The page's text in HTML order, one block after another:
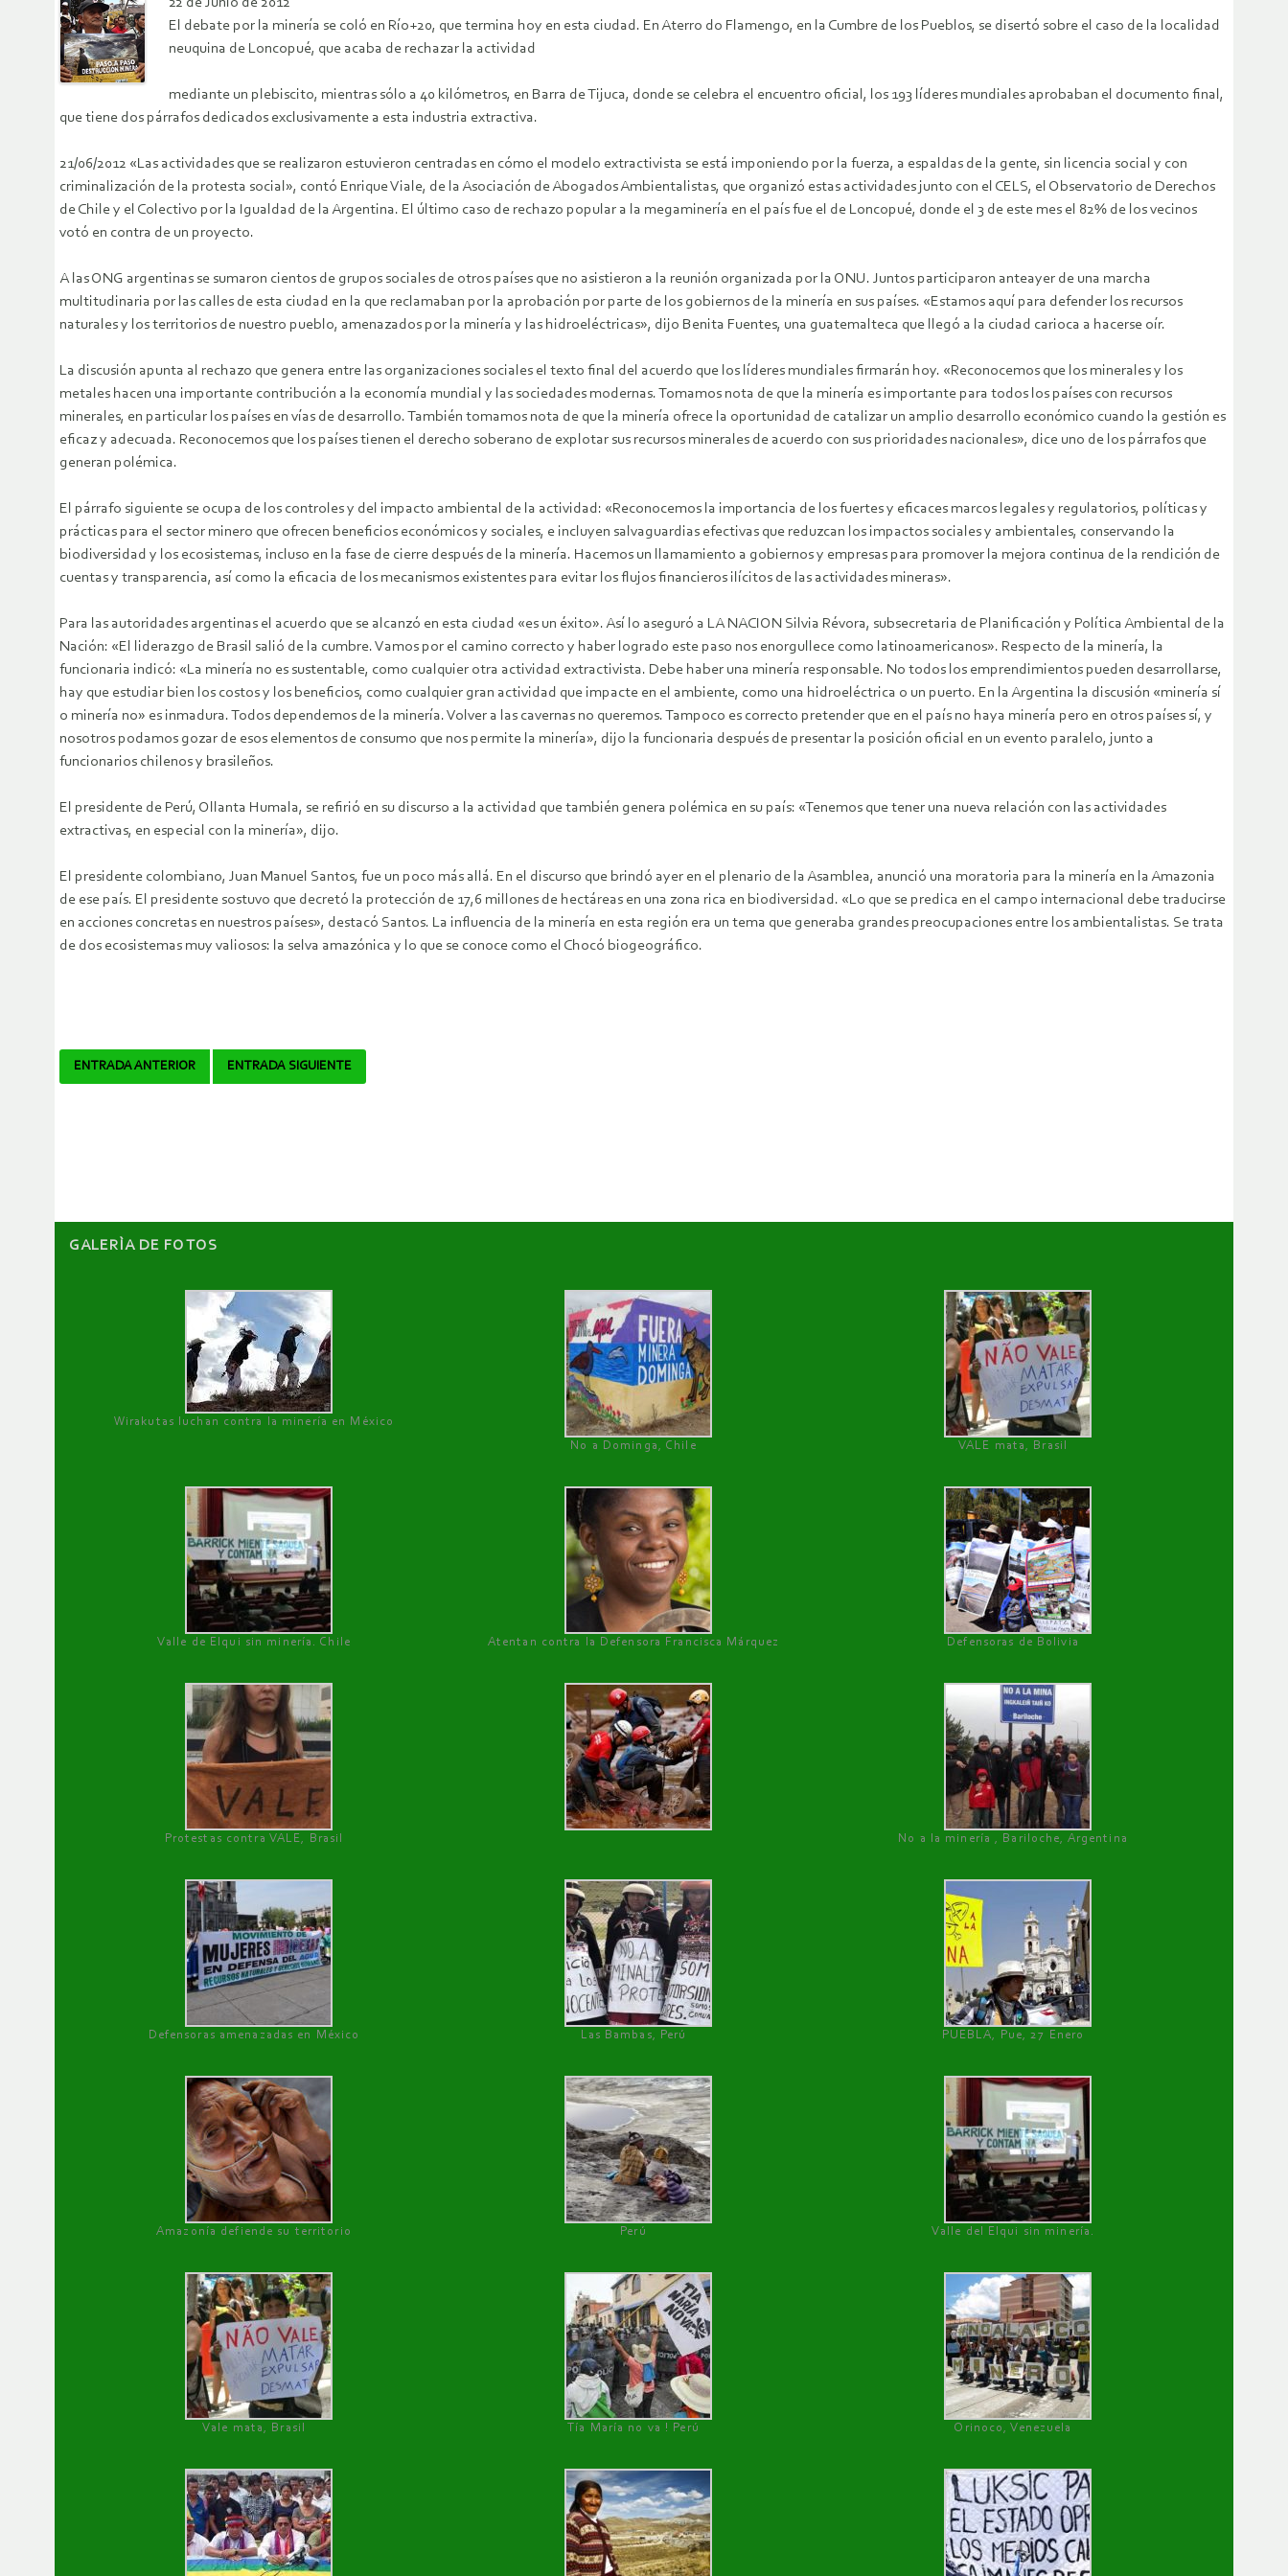
El debate por la minería se coló en Río+20, que termina hoy en esta ciudad. En Aterro do Flamengo, en la Cumbre de los Pueblos, se disertó sobre el caso de la localidad
neuquina de Loncopué, que acaba de rechazar la actividad
mediante un plebiscito, mientras sólo a 40 kilómetros, en Barra de Tijuca, donde se celebra el encuentro oficial, los 193 líderes mundiales aprobaban el documento final,
que tiene dos párrafos dedicados exclusivamente a esta industria extractiva.
21/06/2012 «Las actividades que se realizaron estuvieron centradas en cómo el modelo extractivista se está imponiendo por la fuerza, a espaldas de la gente, sin licencia social y con
criminalización de la protesta social», contó Enrique Viale, de la Asociación de Abogados Ambientalistas, que organizó estas actividades junto con el CELS, el Observatorio de Derechos
de Chile y el Colectivo por la Igualdad de la Argentina. El último caso de rechazo popular a la megaminería en el país fue el de Loncopué, donde el 3 de este mes el 82% de los vecinos
votó en contra de un proyecto.
A las ONG argentinas se sumaron cientos de grupos sociales de otros países que no asistieron a la reunión organizada por la ONU. Juntos participaron anteayer de una marcha
multitudinaria por las calles de esta ciudad en la que reclamaban por la aprobación por parte de los gobiernos de la minería en sus países. «Estamos aquí para defender los recursos
naturales y los territorios de nuestro pueblo, amenazados por la minería y las hidroeléctricas», dijo Benita Fuentes, una guatemalteca que llegó a la ciudad carioca a hacerse oír.
La discusión apunta al rechazo que genera entre las organizaciones sociales el texto final del acuerdo que los líderes mundiales firmarán hoy. «Reconocemos que los minerales y los
metales hacen una importante contribución a la economía mundial y las sociedades modernas. Tomamos nota de que la minería es importante para todos los países con recursos
minerales, en particular los países en vías de desarrollo. También tomamos nota de que la minería ofrece la oportunidad de catalizar un amplio desarrollo económico cuando la gestión es
eficaz y adecuada. Reconocemos que los países tienen el derecho soberano de explotar sus recursos minerales de acuerdo con sus prioridades nacionales», dice uno de los párrafos que
generan polémica.
El párrafo siguiente se ocupa de los controles y del impacto ambiental de la actividad: «Reconocemos la importancia de los fuertes y eficaces marcos legales y regulatorios, políticas y
prácticas para el sector minero que ofrecen beneficios económicos y sociales, e incluyen salvaguardias efectivas que reduzcan los impactos sociales y ambientales, conservando la
biodiversidad y los ecosistemas, incluso en la fase de cierre después de la minería. Hacemos un llamamiento a gobiernos y empresas para promover la mejora continua de la rendición de
cuentas y transparencia, así como la eficacia de los mecanismos existentes para evitar los flujos financieros ilícitos de las actividades mineras».
Para las autoridades argentinas el acuerdo que se alcanzó en esta ciudad «es un éxito». Así lo aseguró a LA NACION Silvia Révora, subsecretaria de Planificación y Política Ambiental de la
Nación: «El liderazgo de Brasil salió de la cumbre. Vamos por el camino correcto y haber logrado este paso nos enorgullece como latinoamericanos». Respecto de la minería, la
funcionaria indicó: «La minería no es sustentable, como cualquier otra actividad extractivista. Debe haber una minería responsable. No todos los emprendimientos pueden desarrollarse,
hay que estudiar bien los costos y los beneficios, como cualquier gran actividad que impacte en el ambiente, como una hidroeléctrica o un puerto. En la Argentina la discusión «minería sí
o minería no» es inmadura. Todos dependemos de la minería. Volver a las cavernas no queremos. Tampoco es correcto pretender que en el país no haya minería pero en otros países sí, y
nosotros podamos gozar de esos elementos de consumo que nos permite la minería», dijo la funcionaria después de presentar la posición oficial en un evento paralelo, junto a
funcionarios chilenos y brasileños.
El presidente de Perú, Ollanta Humala, se refirió en su discurso a la actividad que también genera polémica en su país: «Tenemos que tener una nueva relación con las actividades
extractivas, en especial con la minería», dijo.
El presidente colombiano, Juan Manuel Santos, fue un poco más allá. En el discurso que brindó ayer en el plenario de la Asamblea, anunció una moratoria para la minería en la Amazonia
de ese país. El presidente sostuvo que decretó la protección de 17,6 millones de hectáreas en una zona rica en biodiversidad. «Lo que se predica en el campo internacional debe traducirse
en acciones concretas en nuestros países», destacó Santos. La influencia de la minería en esta región era un tema que generaba grandes preocupaciones entre los ambientalistas. Se trata
de dos ecosistemas muy valiosos: la selva amazónica y lo que se conoce como el Chocó biogeográfico.
Navegador
ENTRADA ANTERIOR ENTRADA SIGUIENTE
GALERÌA DE FOTOS
Wirakutas luchan contra la minería en México
No a Dominga, Chile
VALE mata, Brasil
Valle de Elqui sin minería. Chile Atentan contra la Defensora Francisca Márquez Defensoras de Bolivia
Protestas contra VALE, Brasil No a la minería , Bariloche, Argentina
Defensoras amenazadas en México Las Bambas, Perú PUEBLA, Pue, 27 Enero
Amazonía defiende su territorio Perú Valle del Elqui sin minería.
Vale mata, Brasil Tía María no va ! Perú Orinoco, Venezuela